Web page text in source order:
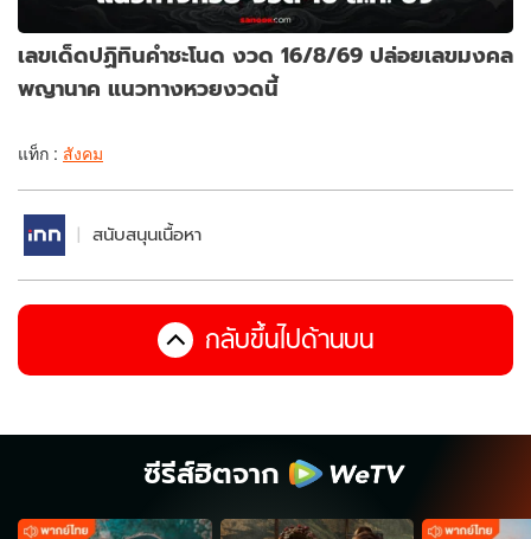
เลขเด็ดปฏิทินคำชะโนด งวด 16/8/69 ปล่อยเลขมงคล
พญานาค แนวทางหวยงวดนี้
แท็ก : สังคม
สนับสนุนเนื้อหา
กลับขึ้นไปด้านบน
ซีรีส์ฮิตจาก